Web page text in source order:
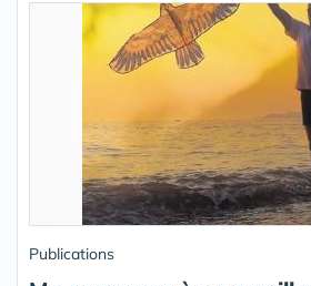
Publications